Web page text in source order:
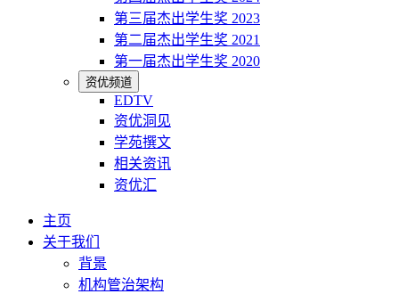
第三届杰出学生奖 2023
第二届杰出学生奖 2021
第一届杰出学生奖 2020
资优频道
EDTV
资优洞见
学苑撰文
相关资讯
资优汇
主页
关于我们
背景
机构管治架构